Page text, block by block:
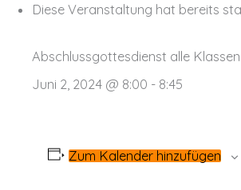
Diese Veranstaltung hat bereits
Abschlussgottesdienst alle Klassen
Juni 2, 2024 @ 8:00 - 8:45
Zum Kalender hinzufügen